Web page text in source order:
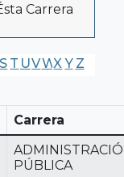
Carrera
S T UVWX Y Z
Carrera
PÚBLICA